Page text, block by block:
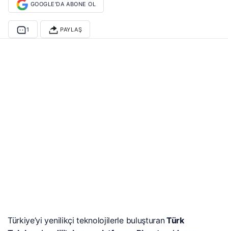
GOOGLE'DA ABONE OL
1 PAYLAŞ
Türkiye’yi yenilikçi teknolojilerle buluşturanTürk